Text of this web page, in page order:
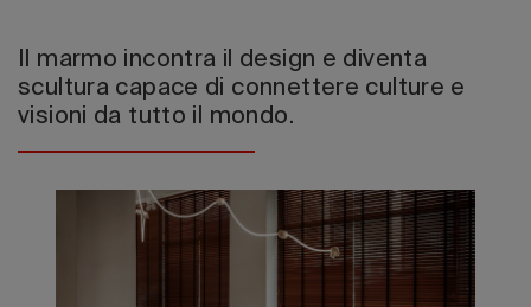
Il marmo incontra il design e diventa
scultura capace di connettere culture e
visioni da tutto il mondo.